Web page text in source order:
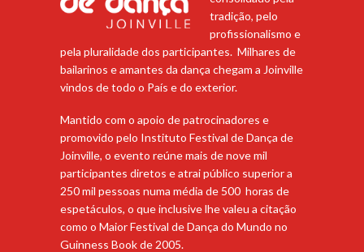
tradição, pelo
profissionalismo e
pela pluralidade dos participantes. Milhares de
bailarinos e amantes da dança chegam a Joinville
vindos de todo o País e do exterior.
Mantido com o apoio de patrocinadores e
promovido pelo Instituto Festival de Dança de
Joinville, o evento reúne mais de nove mil
participantes diretos e atrai público superior a
250 mil pessoas numa média de 500 horas de
espetáculos, o que inclusive lhe valeu a citação
como o Maior Festival de Dança do Mundo no
Guinness Book de 2005.